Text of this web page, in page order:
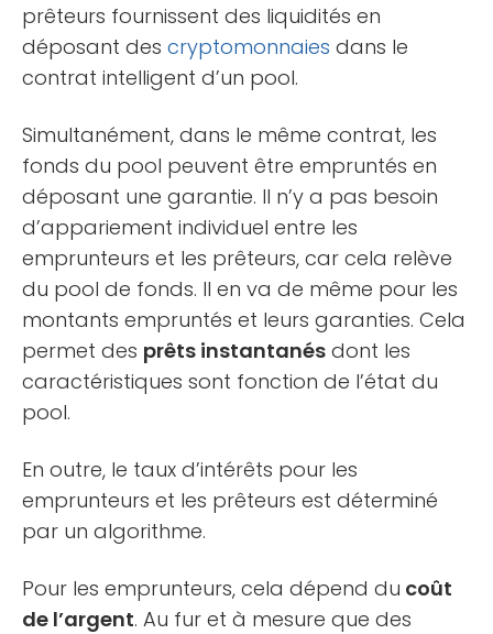
prêteurs fournissent des liquidités en
déposant des cryptomonnaies dans le
contrat intelligent d’un pool.
Simultanément, dans le même contrat, les
fonds du pool peuvent être empruntés en
déposant une garantie. Il n’y a pas besoin
d’appariement individuel entre les
emprunteurs et les prêteurs, car cela relève
du pool de fonds. Il en va de même pour les
montants empruntés et leurs garanties. Cela
permet des prêts instantanés dont les
caractéristiques sont fonction de l’état du
pool.
En outre, le taux d’intérêts pour les
emprunteurs et les prêteurs est déterminé
par un algorithme.
Pour les emprunteurs, cela dépend du coût
de l’argent. Au fur et à mesure que des